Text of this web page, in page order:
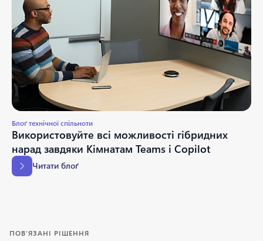
Блоґ технічної спільноти
Використовуйте всі можливості гібридних
нарад завдяки Кімнатам Teams і Copilot
Читати блоґ
ПОВ’ЯЗАНІ РІШЕННЯ